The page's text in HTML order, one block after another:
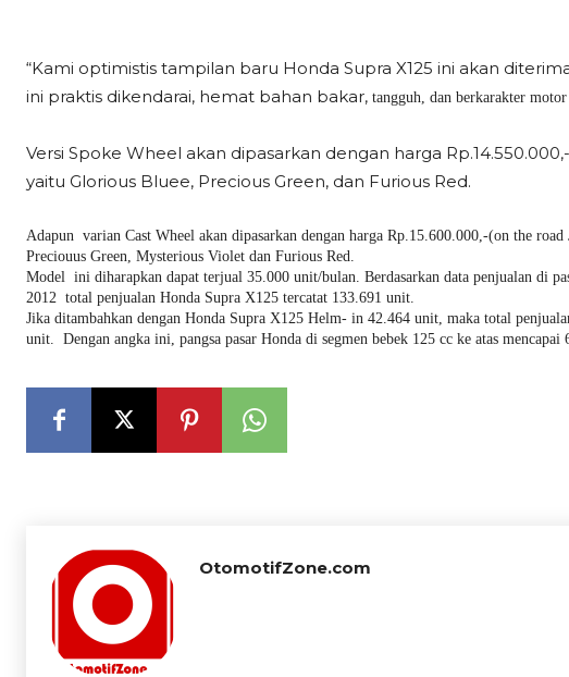
“Kami optimistis tampilan baru Honda Supra X125 ini akan
ini praktis dikendarai, hemat bahan bakar, tangguh, dan berkarakter
Versi Spoke Wheel akan dipasarkan dengan harga
yaitu Glorious Bluee, Precious Green, dan Furious Red.
Adapun varian Cast Wheel akan dipasarkan dengan harga Rp.15.600.000,-(on the
Preciouus Green, Mysterious Violet dan Furious Red.
Model ini diharapkan dapat terjual 35.000 unit/bulan. Berdasarkan data penjualan di
2012 total penjualan Honda Supra X125 tercatat 133.691 unit.
Jika ditambahkan dengan Honda Supra X125 Helm- in 42.464 unit, maka total
unit. Dengan angka ini, pangsa pasar Honda di segmen bebek 125 cc ke atas mencapai
OtomotifZone.com